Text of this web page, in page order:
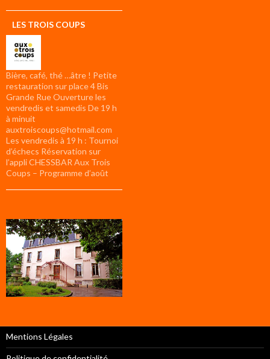
LES TROIS COUPS
Bière, café, thé …âtre ! Petite
restauration sur place 4 Bis
Grande Rue Ouverture les
vendredis et samedis De 19 h
à minuit
auxtroiscoups@hotmail.com
Les vendredis à 19 h : Tournoi
d’échecs Réservation sur
l’appli CHESSBAR Aux Trois
Coups – Programme d’août
Mentions Légales